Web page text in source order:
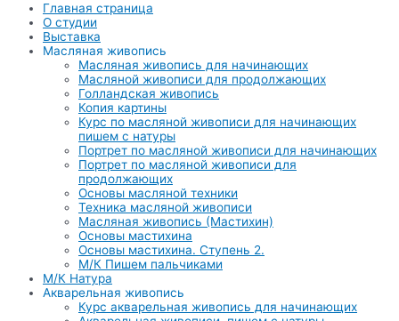
Главная страница
О студии
Выставка
Масляная живопись
Масляная живопись для начинающих
Масляной живописи для продолжающих
Голландская живопись
Копия картины
Курс по масляной живописи для начинающих
пишем с натуры
Портрет по масляной живописи для начинающих
Портрет по масляной живописи для
продолжающих
Основы масляной техники
Техника масляной живописи
Масляная живопись (Мастихин)
Основы мастихина
Основы мастихина. Ступень 2.
М/К Пишем пальчиками
М/К Натура
Акварельная живопись
Курс акварельная живопись для начинающих